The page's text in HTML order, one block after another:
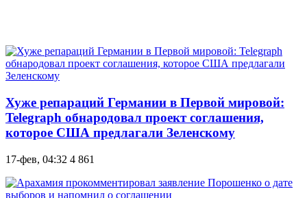
Хуже репараций Германии в Первой мировой:
Telegraph обнародовал проект соглашения,
которое США предлагали Зеленскому
17-фев, 04:32 4 861